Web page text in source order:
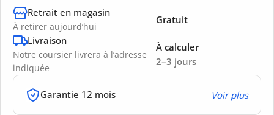
Retrait en magasin
À retirer aujourd’hui
Gratuit
Livraison
Notre coursier livrera à l’adresse
indiquée
2–3 jours
À calculer
Garantie 12 mois Voir plus